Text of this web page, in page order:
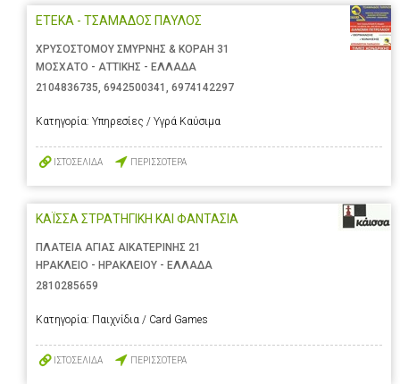
ΕΤΕΚΑ - ΤΣΑΜΑΔΟΣ ΠΑΥΛΟΣ
ΧΡΥΣΟΣΤΟΜΟΥ ΣΜΥΡΝΗΣ & ΚΟΡΑΗ 31
ΜΟΣΧΑΤΟ - ΑΤΤΙΚΗΣ - ΕΛΛΑΔΑ
2104836735, 6942500341 , 6974142297
Κατηγορία: Υπηρεσίες / Υγρά Καύσιμα
ΙΣΤΟΣΕΛΙΔΑ ΠΕΡΙΣΣΟΤΕΡΑ
ΚΑΪΣΣΑ ΣΤΡΑΤΗΓΙΚΗ ΚΑΙ ΦΑΝΤΑΣΙΑ
ΠΛΑΤΕΙΑ ΑΓΙΑΣ ΑΙΚΑΤΕΡΙΝΗΣ 21
ΗΡΑΚΛΕΙΟ - ΗΡΑΚΛΕΙΟΥ - ΕΛΛΑΔΑ
2810285659
Κατηγορία: Παιχνίδια / Card Games
ΙΣΤΟΣΕΛΙΔΑ ΠΕΡΙΣΣΟΤΕΡΑ